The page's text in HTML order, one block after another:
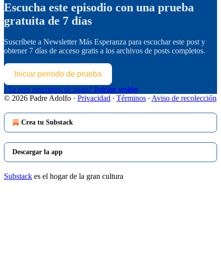
Escucha este episodio con una prueba
gratuita de 7 días
Suscríbete a Newsletter Más Esperanza para escuchar este post y
obtener 7 días de acceso gratis a los archivos de posts completos.
Iniciar periodo de prueba
¿Ya eres suscriptor de pago? Iniciar sesión
© 2026 Padre Adolfo · Privacidad ∙ Términos ∙ Aviso de recolección
Crea tu Substack
Descargar la app
Substack es el hogar de la gran cultura